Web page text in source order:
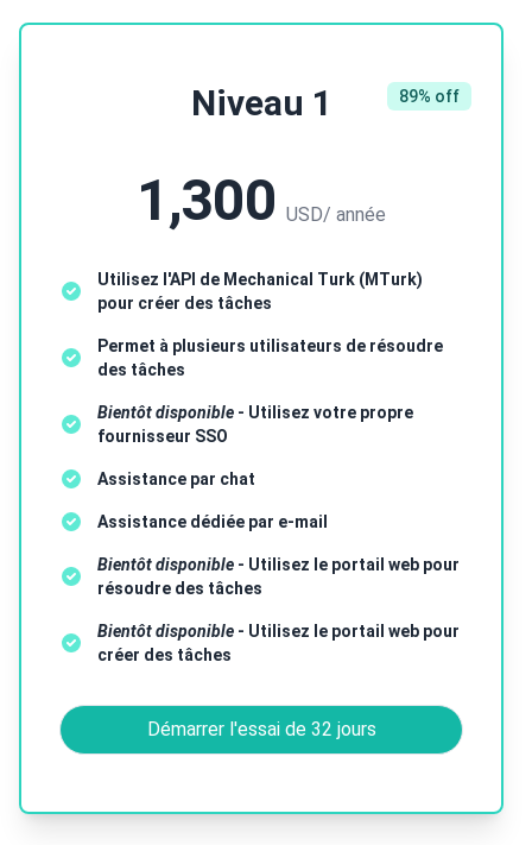
89% off
Niveau 1
1,300 USD/ année
Utilisez l'API de Mechanical Turk (MTurk)
pour créer des tâches
Permet à plusieurs utilisateurs de résoudre
des tâches
Bientôt disponible - Utilisez votre propre
fournisseur SSO
Assistance par chat
Assistance dédiée par e-mail
Bientôt disponible - Utilisez le portail web pour
résoudre des tâches
Bientôt disponible - Utilisez le portail web pour
créer des tâches
Démarrer l'essai de 32 jours